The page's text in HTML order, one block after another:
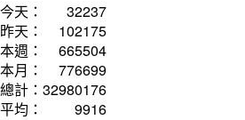
今天：
32237
昨天：
102175
本週：
665504
本月：
776699
總計： 32980176
平均：
9916